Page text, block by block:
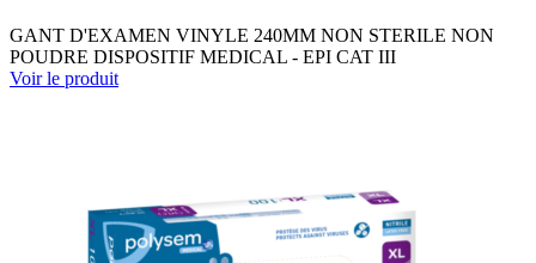
GANT D'EXAMEN VINYLE 240MM NON STERILE NON
POUDRE DISPOSITIF MEDICAL - EPI CAT III
Voir le produit